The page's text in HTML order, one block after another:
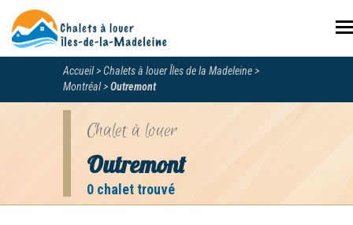
Accueil
Chalets à louer Îles de la Madeleine
Montréal
Outremont
Chalet à louer
Outremont
0 chalet trouvé